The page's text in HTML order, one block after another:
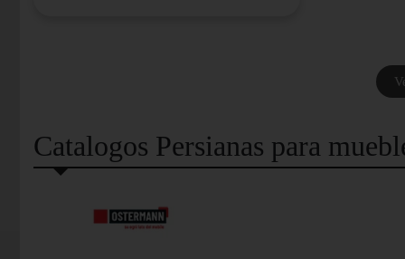
Catalogos Persianas para